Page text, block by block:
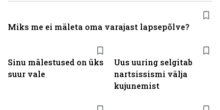
Sinu mälestused on üks
suur vale
Uus uuring selgitab
nartsissismi välja
kujunemist
Miks me ei mäleta oma varajast lapsepõlve?